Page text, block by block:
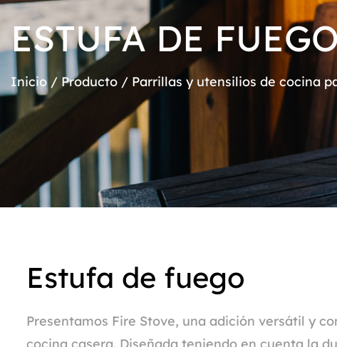
ESTUFA DE
Inicio/ Producto / Parrillas y utensilios de cocina
Estufa de fuego
Presentamos Fire Stove, una adición versátil y